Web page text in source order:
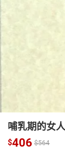
哺乳期的女
$406 $564